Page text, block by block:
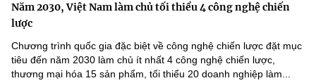
Năm 2030, Việt Nam làm chủ tối thiểu 4 công nghệ chiến
lược
Chương trình quốc gia đặc biệt về công nghệ chiến lược đặt mục
tiêu đến năm 2030 làm chủ ít nhất 4 công nghệ chiến lược,
thương mại hóa 15 sản phẩm, tối thiểu 20 doanh nghiệp làm...